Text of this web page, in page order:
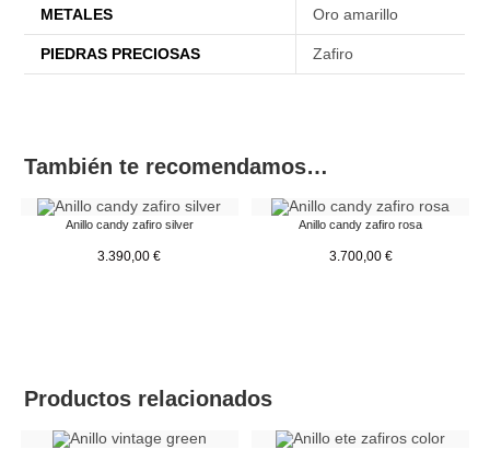
METALES Oro amarillo
PIEDRAS PRECIOSAS Zafiro
También te recomendamos…
Anillo candy zafiro silver
3.390,00€
Anillo candy zafiro rosa
3.700,00 €
Productos relacionados